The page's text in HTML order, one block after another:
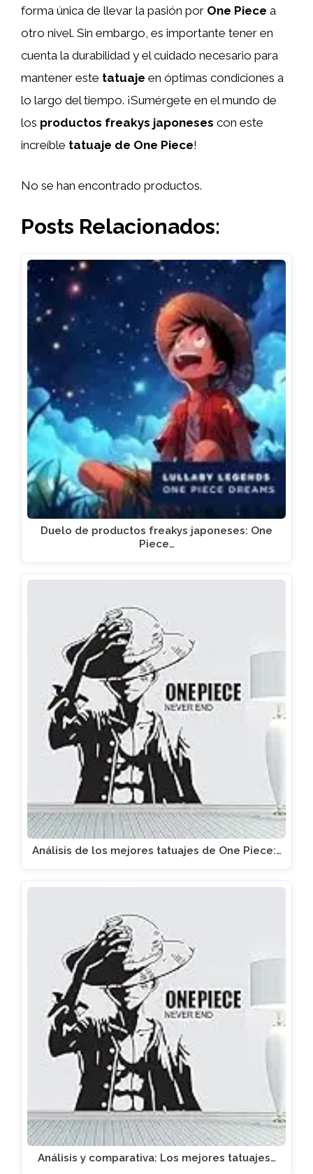
forma única de llevar la pasión por One Piece a
otro nivel. Sin embargo, es importante tener en
cuenta la durabilidad y el cuidado necesario para
mantener este tatuaje en óptimas condiciones a
lo largo del tiempo. ¡Sumérgete en el mundo de
los productos freakys japoneses con este
increíble tatuaje de One Piece!
No se han encontrado productos.
Posts Relacionados:
Duelo de productos freakys japoneses: One
Piece…
Análisis de los mejores tatuajes de One Piece:…
Análisis y comparativa: Los mejores tatuajes…